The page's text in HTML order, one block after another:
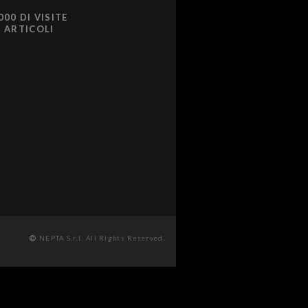
DI VISITE
ARTICOLI
NEPTA S.r.l. All Rights Reserved.